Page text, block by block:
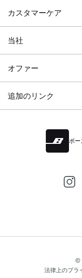
カスタマーケア
当社
オファー
追加のリンク
ボー
©
法律上のプラ